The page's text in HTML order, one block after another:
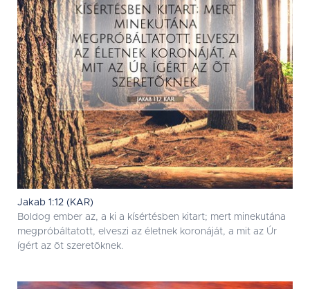
Jakab 1:12 (KAR)
Boldog ember az, a ki a kísértésben kitart; mert minekutána
megpróbáltatott, elveszi az életnek koronáját, a mit az Úr
ígért az õt szeretõknek.